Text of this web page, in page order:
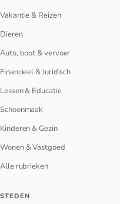
Vakantie & Reizen
Dieren
Auto, boot & vervoer
Financieel & Juridisch
Lessen & Educatie
Schoonmaak
Kinderen & Gezin
Wonen & Vastgoed
Alle rubrieken
STEDEN